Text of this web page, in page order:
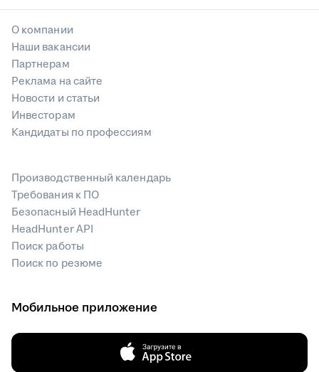
О компании
Наши вакансии
Партнерам
Реклама на сайте
Новости и статьи
Инвесторам
Кандидаты по профессиям
Производственный календарь
Требования к ПО
Безопасный HeadHunter
HeadHunter API
Поиск работы
Поиск по резюме
Мобильное приложение